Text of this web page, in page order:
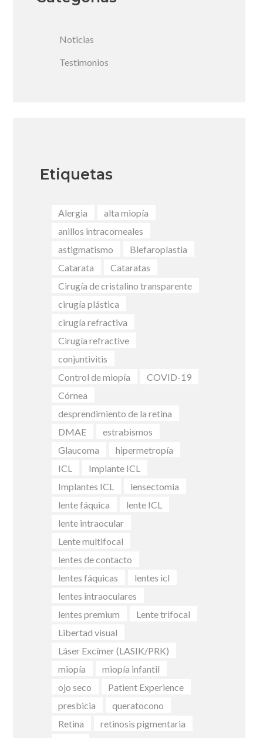
Noticias
Testimonios
Etiquetas
Alergia
alta miopía
anillos intracorneales
astigmatismo
Blefaroplastia
Catarata
Cataratas
Cirugía de cristalino transparente
cirugía plástica
cirugía refractiva
Cirugía refractive
conjuntivitis
Control de miopía
COVID-19
Córnea
desprendimiento de la retina
DMAE
estrabismos
Glaucoma
hipermetropía
ICL
Implante ICL
Implantes ICL
lensectomia
lente fáquica
lente ICL
lente intraocular
Lente multifocal
lentes de contacto
lentes fáquicas
lentes icl
lentes intraoculares
lentes premium
Lente trifocal
Libertad visual
Láser Excímer (LASIK/PRK)
miopía
miopía infantil
ojo seco
Patient Experience
presbicia
queratocono
Retina
retinosis pigmentaria